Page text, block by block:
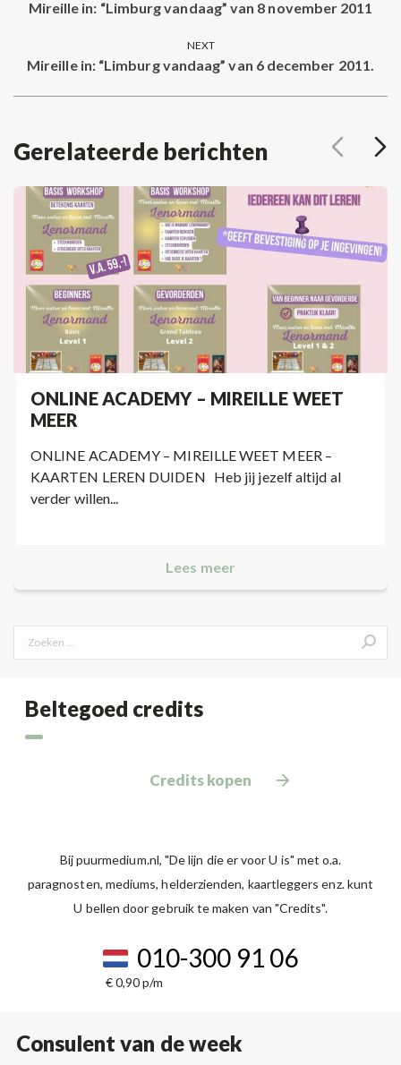
navigation
Previous
Mireille in: “Limburg vandaag” van 8 november 2011
NEXT
Next
post:
Mireille in: “Limburg vandaag” van 6 december 2011.
Gerelateerde berichten
ONLINE ACADEMY – MIREILLE WEET
MEER
ONLINE ACADEMY – MIREILLE WEET MEER –
KAARTEN LEREN DUIDEN Heb jij jezelf altijd al
verder willen...
Lees meer
Search:
Beltegoed credits
Credits kopen
Bij puurmedium.nl, "De lijn die er voor U is" met o.a.
paragnosten, mediums, helderzienden, kaartleggers enz. kunt
U bellen door gebruik te maken van "Credits".
010-300 91 06
€ 0,90 p/m
Consulent van de week